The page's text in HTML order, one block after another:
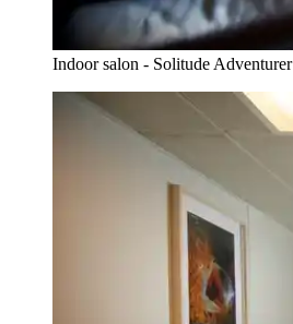
Indoor salon - Solitude Adventurer